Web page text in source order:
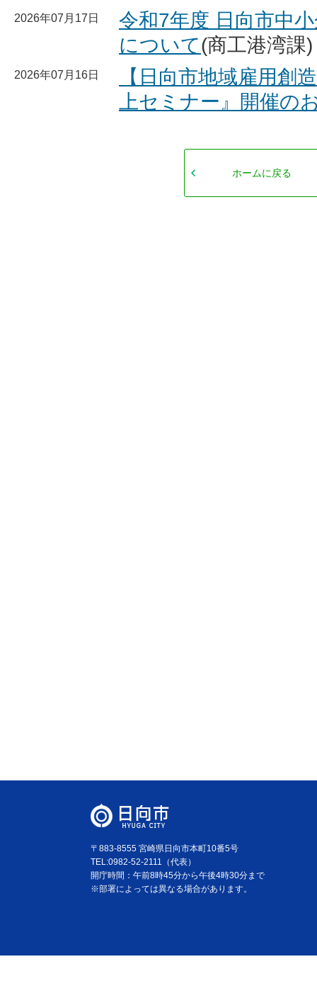
2026年07月17日
令和7年度 日向市中
について(商工港湾課)
2026年07月16日
【日向市地域雇用創
上セミナー』開催の
ホームに戻る
〒883-8555 宮崎県日向市本町10番5号
TEL:0982-52-2111（代表）
開庁時間：午前8時45分から午後4時30分まで
※部署によっては異なる場合があります。